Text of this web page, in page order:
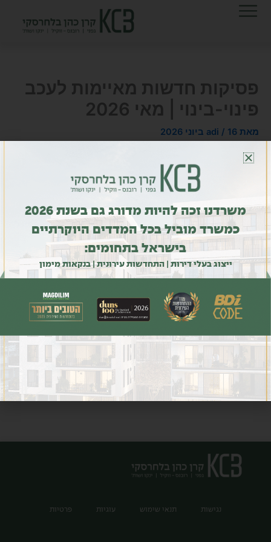
לתוכן
דילוג
פסיקות חדשות מאיימות לעכב
פינוי-בינוי | מאי 2026
מאת adi / 16 ביוני 2026
נגישות תנאי שימוש עוגיות פרטיות
משרדנו זכה להיות מדורג גם בשנת 2026
כמשרד מוביל בכל המדדים היוקרתיים
בישראל בתחומים:
ייצוג בעלי דירות | התחדשות עירונית | בנקאות מימון